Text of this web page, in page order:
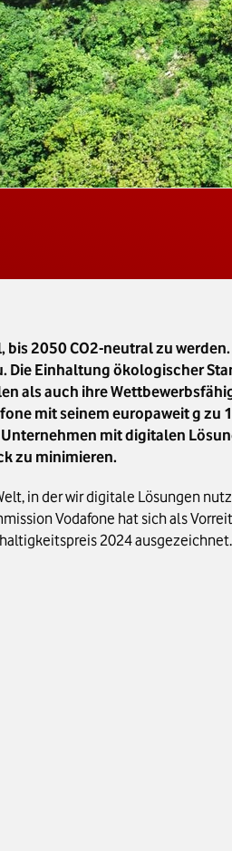
2050 CO2-neutral zu
Die Einhaltung ökologischer
als auch ihre
mit seinem europaweit g zu
mit digitalen
zu minimieren.
in der wir digitale Lösungen
Vodafone hat sich als
2024 ausgezeichnet.